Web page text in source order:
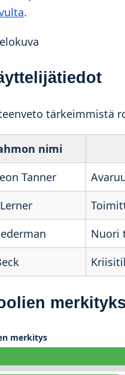
.
tärkeimmistä
nimi
Tanner
Nuori
merkitys